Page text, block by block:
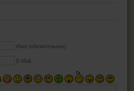
Имя (обязательное)
E-Mail